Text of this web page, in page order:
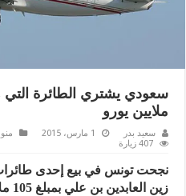
ملايين يورو
سعيد بدر 1 مارس، 2015
407 زيارة
نجحت تونس في بيع إحدى